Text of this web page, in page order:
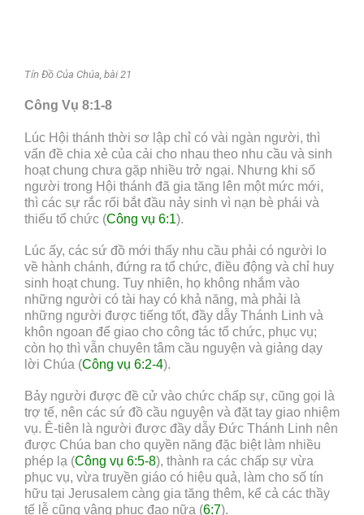
Tín Đồ Của Chúa, bài 21
Công Vụ 8:1-8
Lúc Hội thánh thời sơ lập chỉ có vài ngàn người, thì
vấn đề chia xẻ của cải cho nhau theo nhu cầu và sinh
hoạt chung chưa gặp nhiều trở ngại. Nhưng khi số
người trong Hội thánh đã gia tăng lên một mức mới,
thì các sự rắc rối bắt đầu nảy sinh vì nạn bè phái và
thiếu tổ chức (Công vụ 6:1).
Lúc ấy, các sứ đồ mới thấy nhu cầu phải có người lo
về hành chánh, đứng ra tổ chức, điều động và chỉ huy
sinh hoạt chung. Tuy nhiên, họ không nhắm vào
những người có tài hay có khả năng, mà phải là
những người được tiếng tốt, đầy dẫy Thánh Linh và
khôn ngoan để giao cho công tác tổ chức, phục vụ;
còn họ thì vẫn chuyên tâm cầu nguyện và giảng dạy
lời Chúa (Công vụ 6:2-4).
Bảy người được đề cử vào chức chấp sự, cũng gọi là
trợ tế, nên các sứ đồ cầu nguyện và đặt tay giao nhiệm
vụ. Ê-tiên là người được đầy dẫy Đức Thánh Linh nên
được Chúa ban cho quyền năng đặc biệt làm nhiều
phép lạ (Công vụ 6:5-8), thành ra các chấp sự vừa
phục vụ, vừa truyền giáo có hiệu quả, làm cho số tín
hữu tại Jerusalem càng gia tăng thêm, kể cả các thầy
tế lễ cũng vâng phục đạo nữa (6:7).